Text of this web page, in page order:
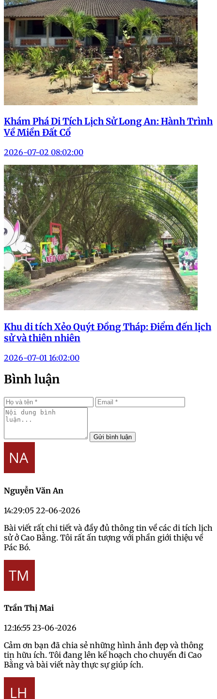
Khám Phá Di Tích Lịch Sử Long An: Hành Trình
Về Miền Đất Cổ
2026-07-02 08:02:00
Khu di tích Xẻo Quýt Đồng Tháp: Điểm đến lịch
sử và thiên nhiên
2026-07-01 16:02:00
Bình luận
Gửi bình luận
Nguyễn Văn An
14:29:05 22-06-2026
Bài viết rất chi tiết và đầy đủ thông tin về các di tích lịch
sử ở Cao Bằng. Tôi rất ấn tượng với phần giới thiệu về
Pác Bó.
Trần Thị Mai
12:16:55 23-06-2026
Cảm ơn bạn đã chia sẻ những hình ảnh đẹp và thông
tin hữu ích. Tôi đang lên kế hoạch cho chuyến đi Cao
Bằng và bài viết này thực sự giúp ích.